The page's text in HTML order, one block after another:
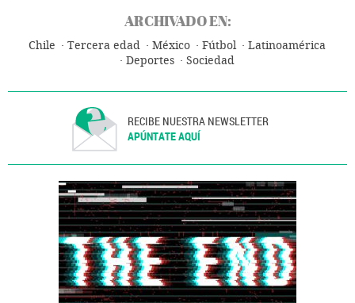
ARCHIVADO EN:
Chile Tercera edad México Fútbol
Latinoamérica
Deportes
Sociedad
RECIBE NUESTRA NEWSLETTER
APÚNTATE AQUÍ